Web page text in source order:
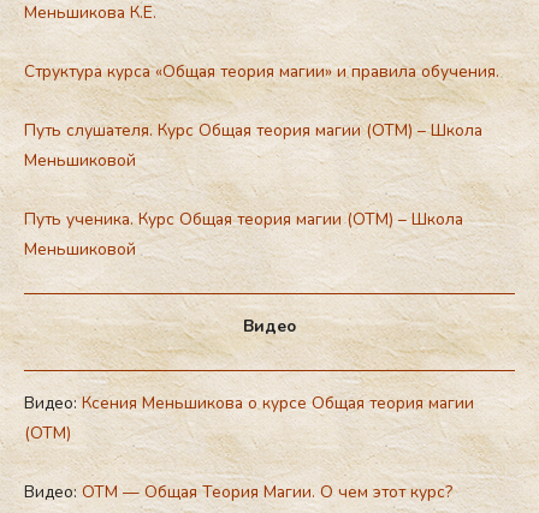
Меньшикова К.Е.
Структура курса «Общая теория магии» и правила обучения.
Путь слушателя. Курс Общая теория магии (ОТМ) – Школа
Меньшиковой
Путь ученика. Курс Общая теория магии (ОТМ) – Школа
Меньшиковой
Видео
Видео:Ксения Меньшикова о курсе Общая теория магии
(ОТМ)
Видео:ОТМ — Общая Теория Магии. О чем этот курс?